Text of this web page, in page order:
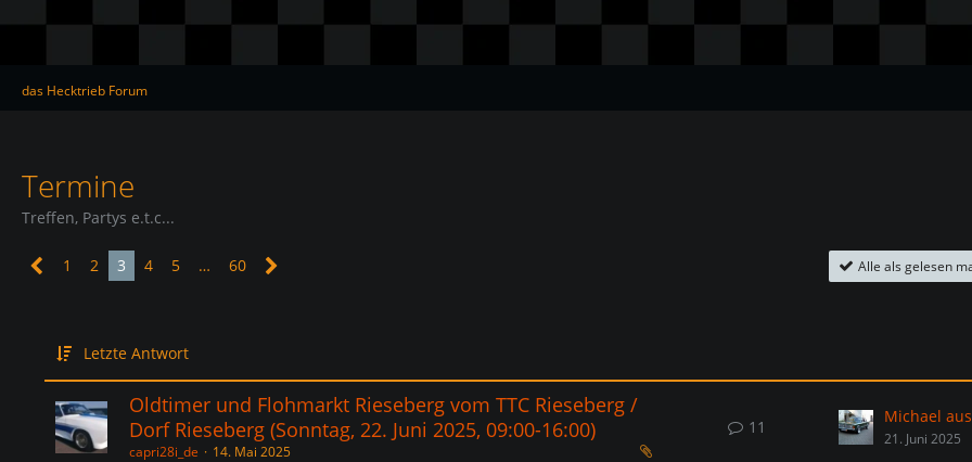
das Hecktrieb Forum
Termine
Treffen, Partys e.t.c...
1 2 3 4 5 … 60 Alle als gelesen
Letzte Antwort
Oldtimer und Flohmarkt Rieseberg vom TTC Rieseberg /
Dorf Rieseberg (Sonntag, 22. Juni 2025, 09:00-16:00)
capri28i_de 14. Mai 2025
11
Michael
21. Juni 2025